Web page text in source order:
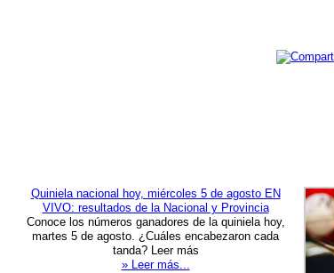
Quiniela nacional hoy, miércoles 5 de agosto EN
VIVO: resultados de la Nacional y Provincia
Conoce los números ganadores de la quiniela hoy,
martes 5 de agosto. ¿Cuáles encabezaron cada
tanda? Leer más
» Leer más...